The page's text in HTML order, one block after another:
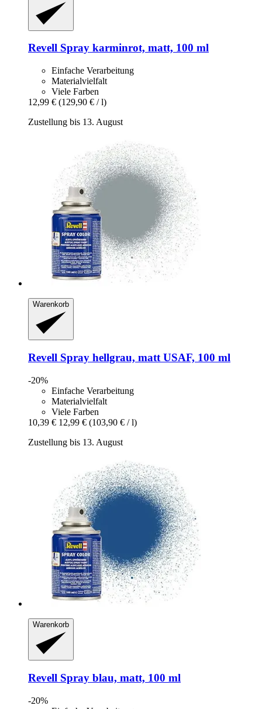
Revell Spray karminrot, matt, 100 ml
Einfache Verarbeitung
Materialvielfalt
Viele Farben
12,99 € (129,90 € / l)
Zustellung bis 13. August
Warenkorb
Revell Spray hellgrau, matt USAF, 100 ml
-20%
Einfache Verarbeitung
Materialvielfalt
Viele Farben
10,39 € 12,99 € (103,90 € / l)
Zustellung bis 13. August
Warenkorb
Revell Spray blau, matt, 100 ml
-20%